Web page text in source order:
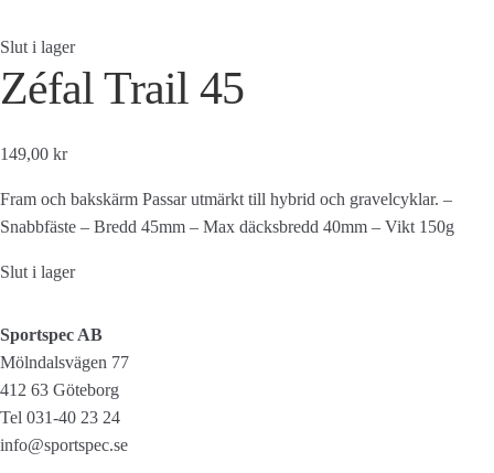
Slut i lager
Zéfal Trail 45
149,00 kr
Fram och bakskärm Passar utmärkt till hybrid och gravelcyklar. –
Snabbfäste – Bredd 45mm – Max däcksbredd 40mm – Vikt 150g
Slut i lager
Sportspec AB
Mölndalsvägen 77
412 63 Göteborg
Tel 031-40 23 24
info@sportspec.se